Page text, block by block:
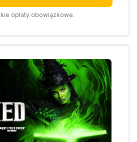
opłaty obowiązkowe.